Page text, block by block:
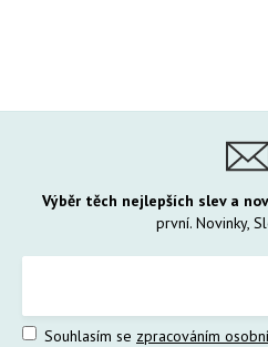
Výběr těch nejlepších slev a
první. Novinky,
Souhlasím se zpracováním